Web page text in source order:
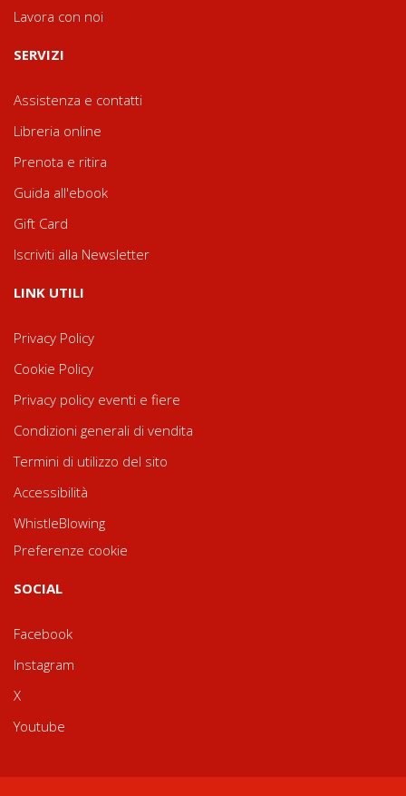
Lavora con noi
SERVIZI
Assistenza e contatti
Libreria online
Prenota e ritira
Guida all'ebook
Gift Card
Iscriviti alla Newsletter
LINK UTILI
Privacy Policy
Cookie Policy
Privacy policy eventi e fiere
Condizioni generali di vendita
Termini di utilizzo del sito
Accessibilità
WhistleBlowing
Preferenze cookie
SOCIAL
Facebook
Instagram
X
Youtube